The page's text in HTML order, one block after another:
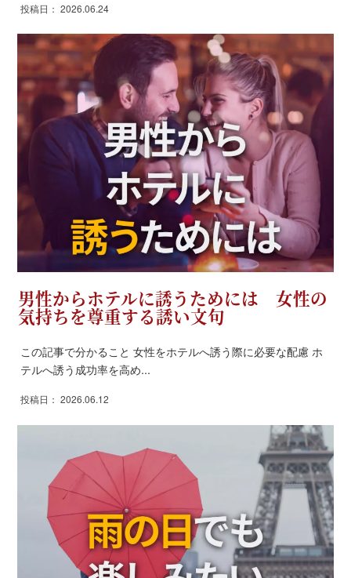
投稿日： 2026.06.24
男性からホテルに誘うためには 女性の
気持ちを尊重する誘い文句
この記事で分かること 女性をホテルへ誘う際に必要な配慮 ホ
テルへ誘う成功率を高め...
投稿日： 2026.06.12